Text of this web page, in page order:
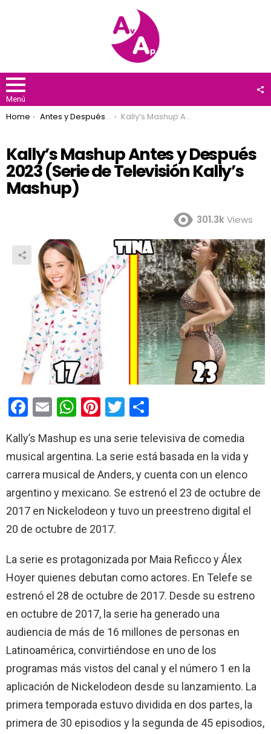
Menú
You are here:
Home Antes y Después 2023 Kally’s Mashup Antes y Después 2023 (Serie de Televisión Kally’s Mashup)
Kally’s Mashup Antes y Después
2023 (Serie de Televisión Kally’s
Mashup)
301.3kViews
F
ce
b
o
o
k
E
ail
W
at
s
A
p
p
Pi
er
es
t
T
tt
er
m
p
ar
tir
Kally’s Mashup es una serie televisiva de comedia
musical argentina. La serie está basada en la vida y
carrera musical de Anders, y cuenta con un elenco
argentino y mexicano. Se estrenó el 23 de octubre de
2017 en Nickelodeon​ y tuvo un preestreno digital el
20 de octubre de 2017.​
La serie es protagonizada por Maia Reficco​ y Álex
Hoyer quienes debutan como actores. En Telefe se
estrenó el 28 de octubre de 2017. Desde su estreno
en octubre de 2017, la serie ha generado una
audiencia de más de 16 millones de personas en
Latinoamérica,​ convirtiéndose en uno de los
programas más vistos del canal y el número 1 en la
aplicación de Nickelodeon desde su lanzamiento. La
primera temporada estuvo dividida en dos partes, la
primera de 30 episodios y la segunda de 45 episodios,